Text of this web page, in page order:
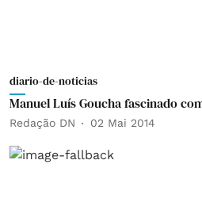
diario-de-noticias
Manuel Luís Goucha fascinado
Redação DN 02 Mai 2014